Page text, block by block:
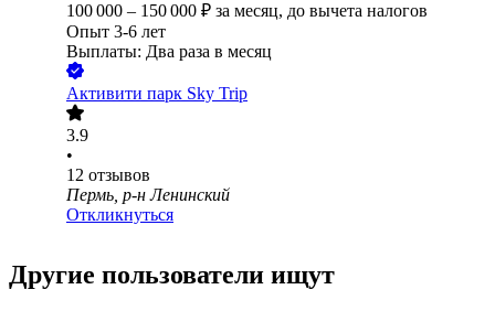
100 000 – 150 000 ₽ за месяц, до вычета налогов
Опыт 3-6 лет
Выплаты: Два раза в месяц
Активити парк Sky Trip
3.9
•
12 отзывов
Пермь, р-н Ленинский
Откликнуться
Другие пользователи ищут